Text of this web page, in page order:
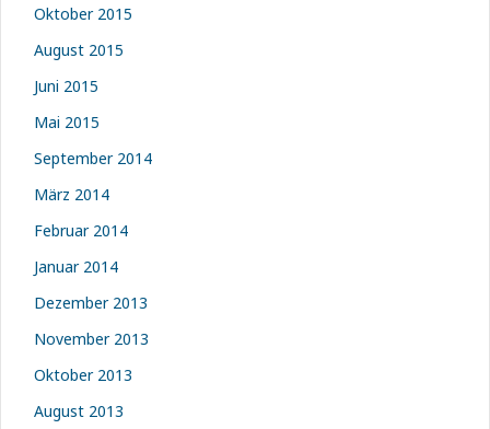
Oktober 2015
August 2015
Juni 2015
Mai 2015
September 2014
März 2014
Februar 2014
Januar 2014
Dezember 2013
November 2013
Oktober 2013
August 2013